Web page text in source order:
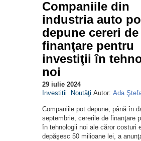
Companiile din
industria auto
depune cereri de
finanţare pentru
investiţii în
noi
29 iulie 2024
Investiții
Noutăţi Autor: Ada
Companiile pot depune, până în
septembrie, cererile de finanţare
în tehnologii noi ale căror costuri
depăşesc 50 milioane lei, a